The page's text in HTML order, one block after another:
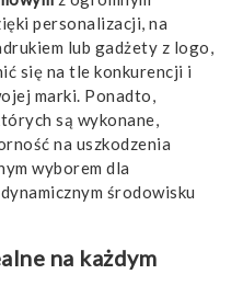
personalizacji, na
lub gadżety z logo,
się na tle konkurencji i
marki. Ponadto,
są wykonane,
na uszkodzenia
wyborem dla
środowisku
na każdym